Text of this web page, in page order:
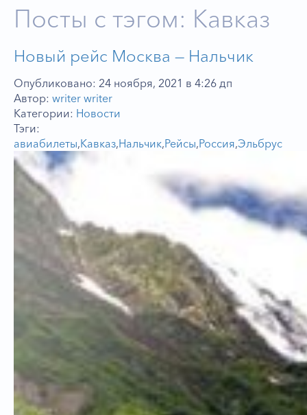
Посты с тэгом: Кавказ
Новый рейс Москва — Нальчик
Опубликовано: 24 ноября, 2021 в 4:26 дп
Автор: writer writer
Категории: Новости
Тэги:
авиабилеты,Кавказ,Нальчик,Рейсы,Россия,Эльбрус